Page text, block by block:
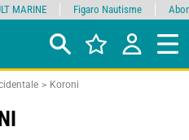
Koroni
MARINE Figaro Nautisme